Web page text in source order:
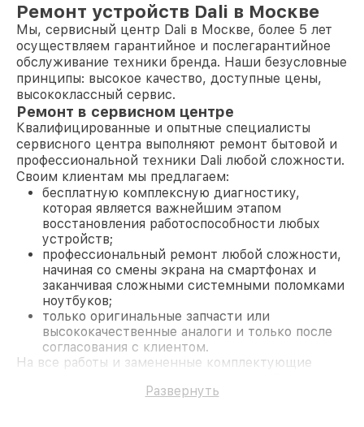
Ремонт устройств Dali в Москве
Мы, сервисный центр Dali в Москве, более 5 лет
осуществляем гарантийное и послегарантийное
обслуживание техники бренда. Наши безусловные
принципы: высокое качество, доступные цены,
высококлассный сервис.
Ремонт в сервисном центре
Квалифицированные и опытные специалисты
сервисного центра выполняют ремонт бытовой и
профессиональной техники Dali любой сложности.
Своим клиентам мы предлагаем:
бесплатную комплексную диагностику,
которая является важнейшим этапом
восстановления работоспособности любых
устройств;
профессиональный ремонт любой сложности,
начиная со смены экрана на смартфонах и
заканчивая сложными системными поломками
ноутбуков;
только оригинальные запчасти или
высококачественные аналоги и только после
согласования с клиентом.
На все работы и замененные комплектующие
поломки по условиям гарантии, мы бесплатно
Развернуть